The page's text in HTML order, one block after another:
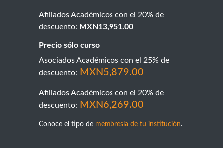
Afiliados Académicos con el 20% de
descuento: MXN13,951.00
Precio sólo curso
Asociados Académicos con el 25% de
descuento: MXN5,879.00
Afiliados Académicos con el 20% de
descuento: MXN6,269.00
Conoce el tipo de membresía de tu institución.